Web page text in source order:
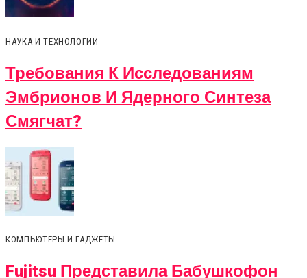
НАУКА И ТЕХНОЛОГИИ
Требования К Исследованиям
Эмбрионов И Ядерного Синтеза
Смягчат?
КОМПЬЮТЕРЫ И ГАДЖЕТЫ
Fujitsu Представила Бабушкофон